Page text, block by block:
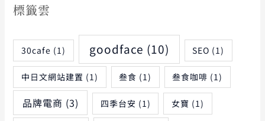
標籤雲
30cafe (1) goodface (10) SEO (1)
中日文網站建置 (1) 叁食 (1) 叁食咖啡 (1)
品牌電商 (3) 四季台安 (1) 女寶 (1)